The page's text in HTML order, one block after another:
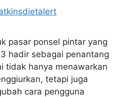
pasar ponsel pintar yang
hadir sebagai penantang
tidak hanya menawarkan
tetapi juga
cara pengguna